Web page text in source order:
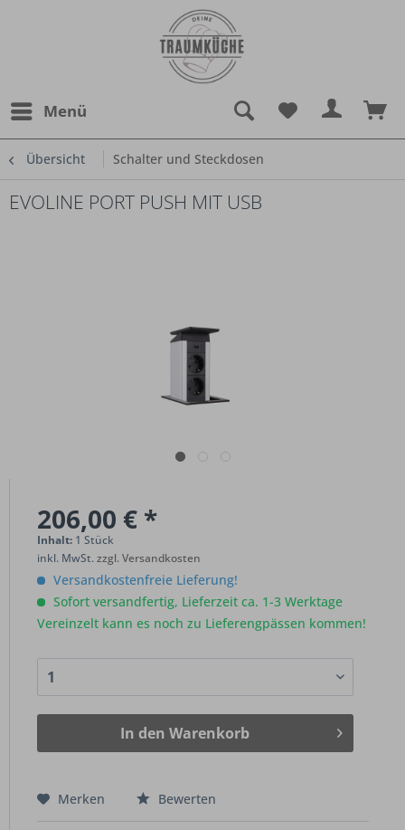
Menü
Übersicht Schalter und Steckdosen
EVOLINE PORT PUSH MIT USB
206,00 € *
Inhalt: 1 Stück
inkl. MwSt.zzgl. Versandkosten
Versandkostenfreie Lieferung!
Sofort versandfertig, Lieferzeit ca. 1-3 Werktage
Vereinzelt kann es noch zu Lieferengpässen kommen!
In den Warenkorb
Merken Bewerten